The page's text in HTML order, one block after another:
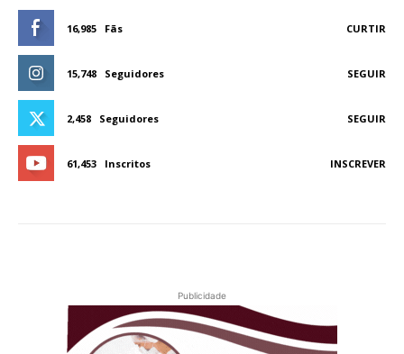
16,985 Fãs CURTIR
15,748 Seguidores SEGUIR
2,458 Seguidores SEGUIR
61,453 Inscritos INSCREVER
Publicidade